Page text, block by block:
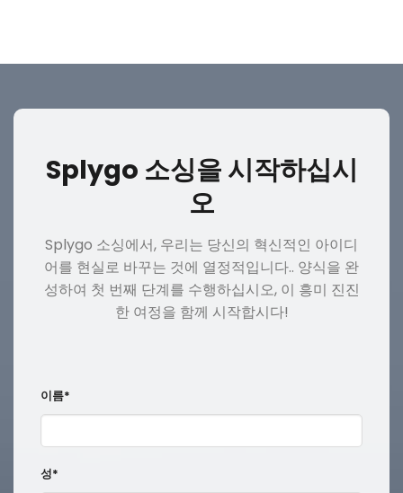
Splygo 소싱을 시작하십시
오
Splygo 소싱에서, 우리는 당신의 혁신적인 아이디
어를 현실로 바꾸는 것에 열정적입니다.. 양식을 완
성하여 첫 번째 단계를 수행하십시오, 이 흥미 진진
한 여정을 함께 시작합시다!
이름*
성*